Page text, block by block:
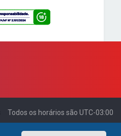
Todos os horários são UTC-03:00